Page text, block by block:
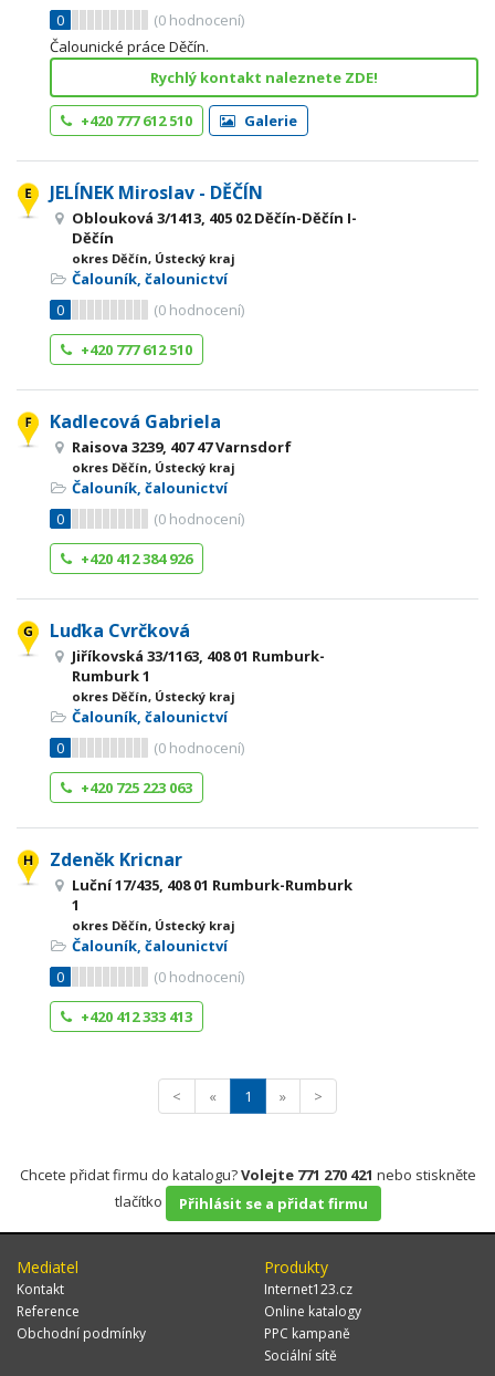
0
(0 hodnocení)
Čalounické práce Děčín.
Rychlý kontakt naleznete ZDE!
+420 777 612 510 Galerie
JELÍNEK Miroslav - DĚČÍN
Oblouková 3/1413, 405 02 Děčín-Děčín I-
Děčín
okres Děčín, Ústecký kraj
Čalouník, čalounictví
0
(0 hodnocení)
+420 777 612 510
Kadlecová Gabriela
Raisova 3239, 407 47 Varnsdorf
okres Děčín, Ústecký kraj
Čalouník, čalounictví
0
(0 hodnocení)
+420 412 384 926
Luďka Cvrčková
Jiříkovská 33/1163, 408 01 Rumburk-
Rumburk 1
okres Děčín, Ústecký kraj
Čalouník, čalounictví
0
(0 hodnocení)
+420 725 223 063
Zdeněk Kricnar
Luční 17/435, 408 01 Rumburk-Rumburk
1
okres Děčín, Ústecký kraj
Čalouník, čalounictví
0
(0 hodnocení)
+420 412 333 413
< « 1 » >
Chcete přidat firmu do katalogu?Volejte 771 270 421 nebo stiskněte
tlačítko
Přihlásit se a přidat firmu
Mediatel
Kontakt
Reference
Obchodní podmínky
Produkty
Internet123.cz
Online katalogy
PPC kampaně
Sociální sítě